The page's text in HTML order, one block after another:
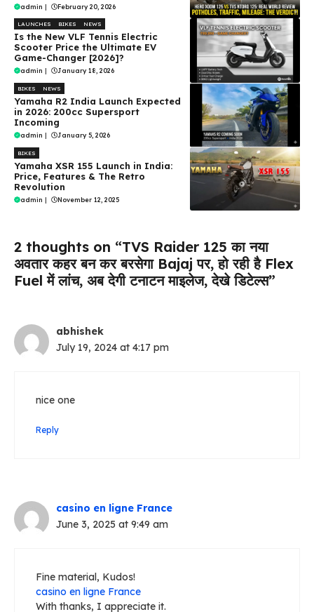
admin | February 20, 2026
LAUNCHES BIKES NEWS
Is the New VLF Tennis Electric
Scooter Price the Ultimate EV
Game-Changer [2026]?
admin January 18, 2026
BIKES NEWS
Yamaha R2 India Launch Expected
in 2026: 200cc Supersport
Incoming
admin | January 5, 2026
BIKES
Yamaha XSR 155 Launch in India:
Price, Features & The Retro
Revolution
admin | November 12, 2025
2 thoughts on “TVS Raider 125 का नया
अवतार कहर बन कर बरसेगा Bajaj पर, हो रही है Flex
Fuel में लांच, अब देगी टनाटन माइलेज, देखे डिटेल्स”
abhishek
July 19, 2024 at 4:17 pm
nice one
Reply
casino en ligne France
June 3, 2025 at 9:49 am
Fine material, Kudos!
casino en ligne France
With thanks, I appreciate it.